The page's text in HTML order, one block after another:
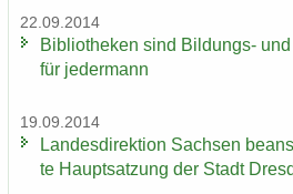
22.09.2014
Bi­blio­the­ken sind Bildungs-​
für je­der­mann
19.09.2014
Lan­des­di­rek­ti­on Sach­sen
te Haupt­sat­zung der Stadt